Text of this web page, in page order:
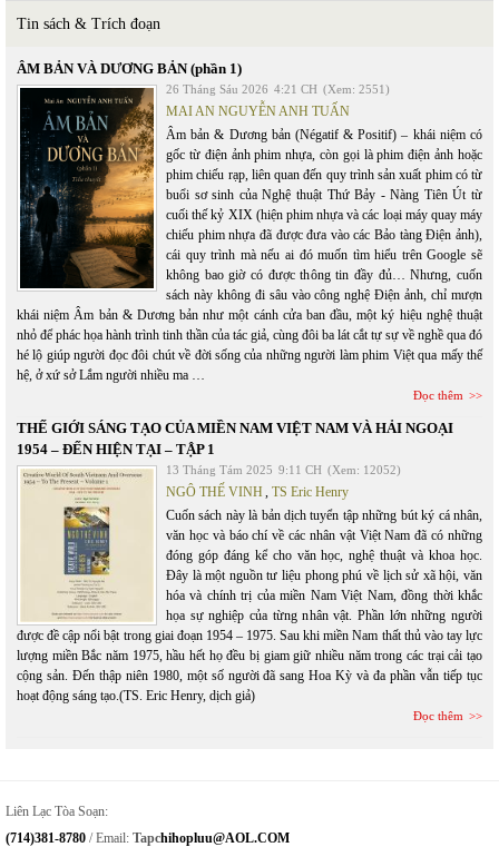
Tin sách & Trích đoạn
ÂM BẢN VÀ DƯƠNG BẢN (phần 1)
26 Tháng Sáu 2026 4:21 CH (Xem: 2551)
MAI AN NGUYỄN ANH TUẤN
Âm bản & Dương bản (Négatif & Positif) – khái niệm có
gốc từ điện ảnh phim nhựa, còn gọi là phim điện ảnh hoặc
phim chiếu rạp, liên quan đến quy trình sản xuất phim có từ
buổi sơ sinh của Nghệ thuật Thứ Bảy - Nàng Tiên Út từ
cuối thế kỷ XIX (hiện phim nhựa và các loại máy quay máy
chiếu phim nhựa đã được đưa vào các Bảo tàng Điện ảnh),
cái quy trình mà nếu ai đó muốn tìm hiểu trên Google sẽ
không bao giờ có được thông tin đầy đủ… Nhưng, cuốn
sách này không đi sâu vào công nghệ Điện ảnh, chỉ mượn
khái niệm Âm bản & Dương bản như một cánh cửa ban đầu, một ký hiệu nghệ thuật
nhỏ để phác họa hành trình tinh thần của tác giả, cùng đôi ba lát cắt tự sự về nghề qua đó
hé lộ giúp người đọc đôi chút về đời sống của những người làm phim Việt qua mấy thế
hệ, ở xứ sở Lắm người nhiều ma …
Đọc thêm
THẾ GIỚI SÁNG TẠO CỦA MIỀN NAM VIỆT NAM VÀ HẢI NGOẠI
1954 – ĐẾN HIỆN TẠI – TẬP 1
13 Tháng Tám 2025 9:11 CH (Xem: 12052)
NGÔ THẾ VINH, TS Eric Henry
Cuốn sách này là bản dịch tuyển tập những bút ký cá nhân,
văn học và báo chí về các nhân vật Việt Nam đã có những
đóng góp đáng kể cho văn học, nghệ thuật và khoa học.
Đây là một nguồn tư liệu phong phú về lịch sử xã hội, văn
hóa và chính trị của miền Nam Việt Nam, đồng thời khắc
họa sự nghiệp của từng nhân vật. Phần lớn những người
được đề cập nổi bật trong giai đoạn 1954 – 1975. Sau khi miền Nam thất thủ vào tay lực
lượng miền Bắc năm 1975, hầu hết họ đều bị giam giữ nhiều năm trong các trại cải tạo
cộng sản. Đến thập niên 1980, một số người đã sang Hoa Kỳ và đa phần vẫn tiếp tục
hoạt động sáng tạo.(TS. Eric Henry, dịch giả)
Đọc thêm
Liên Lạc Tòa Soạn:
(714)381-8780 / Email: TapcHihopluu@AOL.COM